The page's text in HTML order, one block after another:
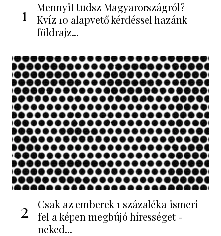
1
Mennyit tudsz Magyarországról?
Kvíz 10 alapvető kérdéssel hazánk
földrajz...
2
Csak az emberek 1 százaléka ismeri
fel a képen megbújó hírességet -
neked...